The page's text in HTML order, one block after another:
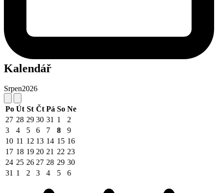
Kalendář
Srpen2026
Po Út St Čt Pá So Ne
27 28 29 30 31 1
2
3
4 5 6 7 8
9
10 11 12 13 14 15 16
17 18 19 20 21 22 23
24 25 26 27 28 29 30
31 1 2 3 4 5 6